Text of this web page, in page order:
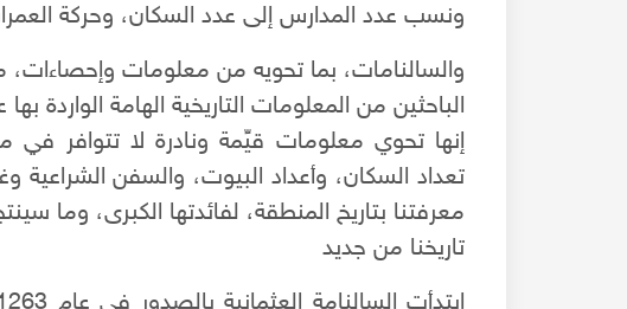
ونسب عدد المدارس إلى عدد السكان، وحركة
والسالنامات، بما تحويه من معلومات
الباحثين من المعلومات التاريخية الهامة
إنها تحوي معلومات قيِّمة ونادرة لا تتوافر في
تعداد السكان، وأعداد البيوت، والسفن الشراعية
معرفتنا بتاريخ المنطقة، لفائدتها الكبرى، وما
تاريخنا من جديد
فيروز ماميش الحلبية Fayrûz al halabiyya - هزي محرمتك